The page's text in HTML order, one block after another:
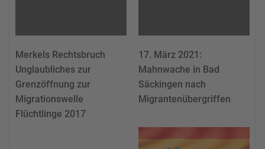
Merkels Rechtsbruch
Unglaubliches zur
Grenzöffnung zur
Migrationswelle
Flüchtlinge 2017
17. März 2021:
Mahnwache in Bad
Säckingen nach
Migrantenübergriffen